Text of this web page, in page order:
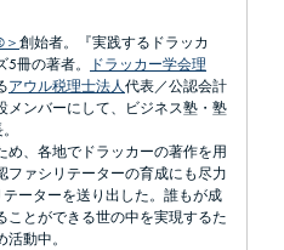
創始者。『実践するドラッカ
冊の著者。
ドラッカー学会理
アウル税理士法人代表／公認会計
メンバーにして、ビジネス塾・塾
め、各地でドラッカーの著作を用
ファシリテーターの育成にも尽力
ーターを送り出した。誰もが成
とができる世の中を実現するた
動中。